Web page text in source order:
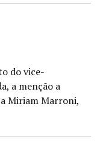
do vice-
a menção a
Miriam Marroni,